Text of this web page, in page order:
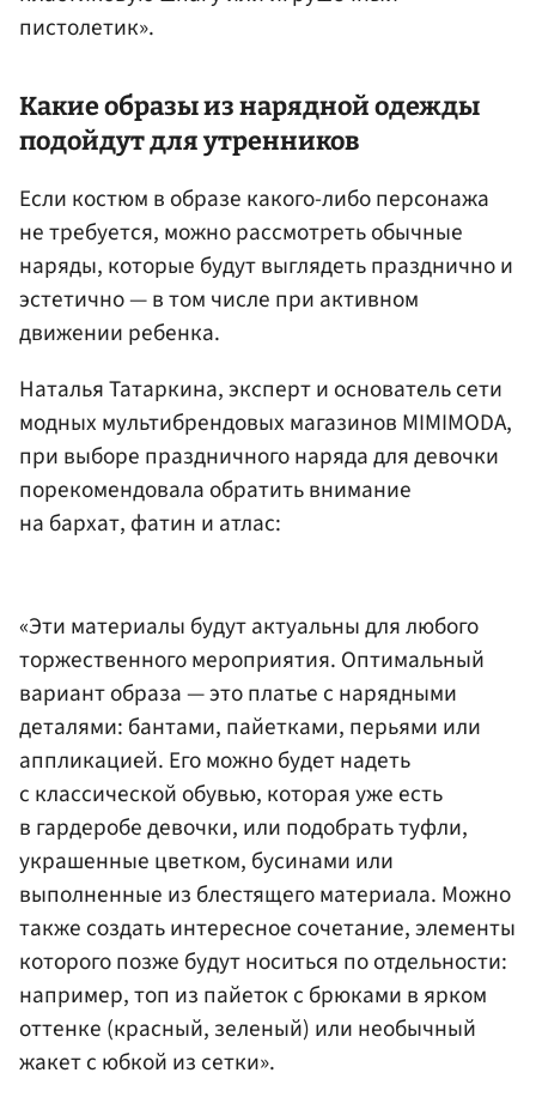
пистолетик».
Какие образы из нарядной одежды
подойдут для утренников
Если костюм в образе какого-либо персонажа
не требуется, можно рассмотреть обычные
наряды, которые будут выглядеть празднично и
эстетично — в том числе при активном
движении ребенка.
Наталья Татаркина, эксперт и основатель сети
модных мультибрендовых магазинов MIMIMODA,
при выборе праздничного наряда для девочки
порекомендовала обратить внимание
на бархат, фатин и атлас:
«Эти материалы будут актуальны для любого
торжественного мероприятия. Оптимальный
вариант образа — это платье с нарядными
деталями: бантами, пайетками, перьями или
аппликацией. Его можно будет надеть
с классической обувью, которая уже есть
в гардеробе девочки, или подобрать туфли,
украшенные цветком, бусинами или
выполненные из блестящего материала. Можно
также создать интересное сочетание, элементы
которого позже будут носиться по отдельности:
например, топ из пайеток с брюками в ярком
оттенке (красный, зеленый) или необычный
жакет с юбкой из сетки».